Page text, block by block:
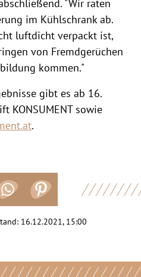
"Wir raten
im Kühlschrank ab.
luftdicht verpackt ist,
von Fremdgerüchen
kommen."
gibt es ab 16.
KONSUMENT sowie
.
16.12.2021, 15:00